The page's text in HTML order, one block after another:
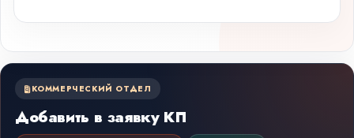
КОММЕРЧЕСКИЙ ОТДЕЛ
Добавить в заявку КП